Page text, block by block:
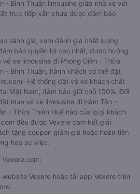
- Bình Thuận limousine giữa nhà xe với
trực tiếp vẫn chưa được đảm bảo
sánh giá, xem đánh giá chất lượng
bảo quyền lợi cao nhất, được hưởng
vé xe limousine đi Phong Điền - Thừa
- Bình Thuận, hành khách có thể đặt
Hệ thống đặt vé xe khách chất
Việt Nam, đảm bảo giữ chỗ 100%. Đối
mua vé xe limousine đi Hàm Tân -
- Thừa Thiên Huế nào của quý khách
đều được Vexere cam kết giải
tặng coupon giảm giá hoặc hoàn tiền
hợp sự việc.
Vexere hoặc tải app Vexere trên